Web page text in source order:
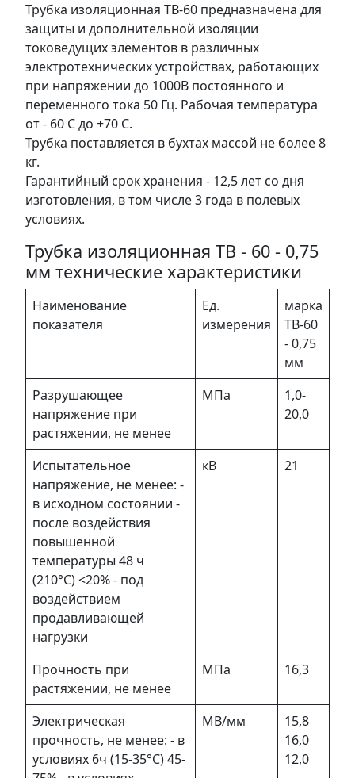
Трубка изоляционная ТВ-60 предназначена для
защиты и дополнительной изоляции
токоведущих элементов в различных
электротехнических устройствах, работающих
при напряжении до 1000В постоянного и
переменного тока 50 Гц. Рабочая температура
от - 60 С до +70 С.
Трубка поставляется в бухтах массой не более 8
кг.
Гарантийный срок хранения - 12,5 лет со дня
изготовления, в том числе 3 года в полевых
условиях.
Трубка изоляционная ТВ - 60 - 0,75
мм технические характеристики
Наименование
показателя
Ед.
измерения
марка
ТВ-60
- 0,75
мм
Разрушающее
напряжение при
растяжении, не менее
МПа
1,0-
20,0
Испытательное
напряжение, не менее: -
в исходном состоянии -
после воздействия
повышенной
температуры 48 ч
(210°С) <20% - под
воздействием
продавливающей
нагрузки
кВ 21
Прочность при
растяжении, не менее
МПа 16,3
Электрическая
прочность, не менее: - в
условиях 6ч (15-35°С) 45-
МВ/мм
15,8
16,0
12,0